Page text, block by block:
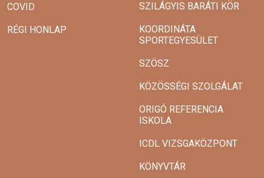
COVID
RÉGI HONLAP
SZILÁGYIS BARÁTI KÖR
KOORDINÁTA
SPORTEGYESÜLET
SZÖSZ
KÖZÖSSÉGI SZOLGÁLAT
ORIGÓ REFERENCIA
ISKOLA
ICDL VIZSGAKÖZPONT
KÖNYVTÁR